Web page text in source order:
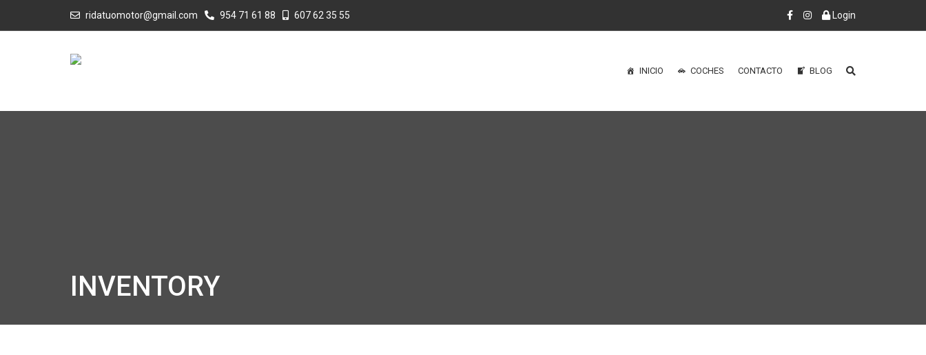
ridatuomotor@gmail.com 954 71 61 88 607 62 35 55 Login
INICIO COCHES CONTACTO BLOG
INVENTORY